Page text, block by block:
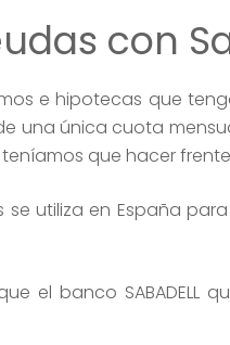
con
e hipotecas que
una única cuota
que hacer
utiliza en España
el banco SABADELL